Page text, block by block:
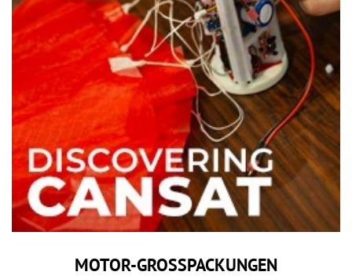
MOTOR-GROSSPACKUNGEN